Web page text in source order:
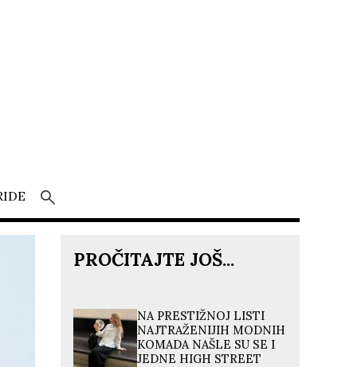
PROČITAJTE JOŠ...
NA PRESTIŽNOJ LISTI
NAJTRAŽENIJIH MODNIH
KOMADA NAŠLE SU SE I
JEDNE HIGH STREET